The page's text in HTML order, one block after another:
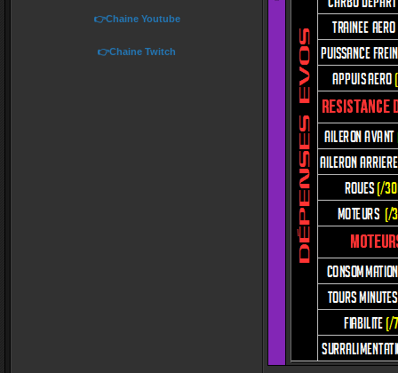
👉Chaine Youtube
👉Chaine Twitch